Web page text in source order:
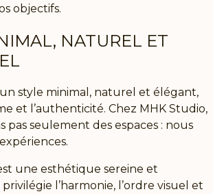
objectifs.
NATUREL ET
style minimal, naturel et élégant,
et l’authenticité. Chez MHK Studio,
pas seulement des espaces : nous
une esthétique sereine et
l’harmonie, l’ordre visuel et